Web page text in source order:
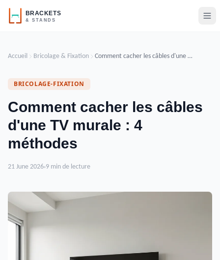
Accueil Bricolage & Fixation Comment cacher les câbles d'une TV murale : 4 méthodes
BRICOLAGE-FIXATION
Comment cacher les câbles
d'une TV murale : 4
méthodes
21 June 2026 9 min de lecture